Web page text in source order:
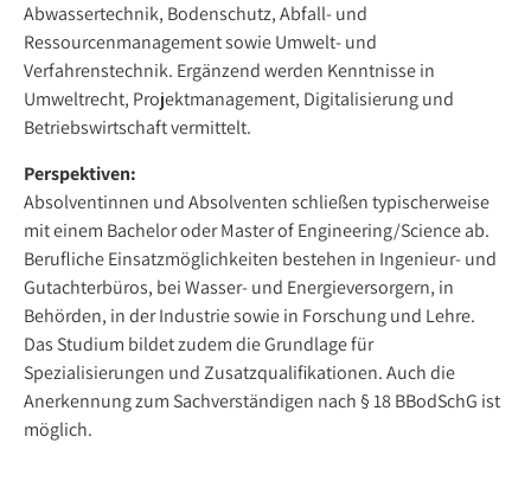
Abwassertechnik, Bodenschutz, Abfall- und
Ressourcenmanagement sowie Umwelt- und
Verfahrenstechnik. Ergänzend werden Kenntnisse in
Umweltrecht, Projektmanagement, Digitalisierung und
Betriebswirtschaft vermittelt.
Perspektiven:
Absolventinnen und Absolventen schließen typischerweise
mit einem Bachelor oder Master of Engineering/Science ab.
Berufliche Einsatzmöglichkeiten bestehen in Ingenieur- und
Gutachterbüros, bei Wasser- und Energieversorgern, in
Behörden, in der Industrie sowie in Forschung und Lehre.
Das Studium bildet zudem die Grundlage für
Spezialisierungen und Zusatzqualifikationen. Auch die
Anerkennung zum Sachverständigen nach § 18 BBodSchG ist
möglich.